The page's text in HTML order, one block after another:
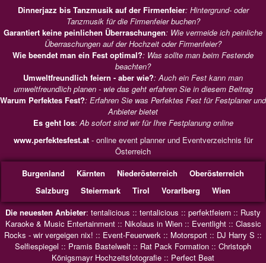
Dinnerjazz bis Tanzmusik auf der Firmenfeier: Hintergrund- oder
Tanzmusik für die Firmenfeier buchen?
Garantiert keine peinlichen Überraschungen: Wie vermeide ich peinliche
Überraschungen auf der Hochzeit oder Firmenfeier?
Wie beendet man ein Fest optimal?: Was sollte man beim Festende
beachten?
Umweltfreundlich feiern - aber wie?: Auch ein Fest kann man
umweltfreundlich planen - wie das geht erfahren Sie in diesem Beitrag
Warum Perfektes Fest?: Erfahren Sie was Perfektes Fest für Festplaner und
Anbieter bietet
Es geht los: Ab sofort sind wir für Ihre Festplanung online
www.perfektesfest.at- online event planner und Eventverzeichnis für
Österreich
Burgenland
Kärnten Niederösterreich
Oberösterreich
Salzburg
Steiermark Tirol Vorarlberg
Wien
Die neuesten Anbieter: tentalicious :: tentalicious :: perfektfeiern :: Rusty
Karaoke & Music Entertainment:: Nikolaus in Wien:: Eventlight:: Classic
Rocks - wir vergeigen nix! :: Event-Feuerwerk :: Motorsport :: DJ Harry S ::
Selfiespiegel :: Pramis Bastelwelt :: Rat Pack Formation :: Christoph
Königsmayr Hochzeitsfotografie :: Perfect Beat